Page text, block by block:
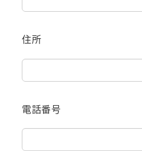
住所
電話番号